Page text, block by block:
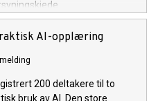
AI-opplæring
200 deltakere til to
bruk av AI. Den store